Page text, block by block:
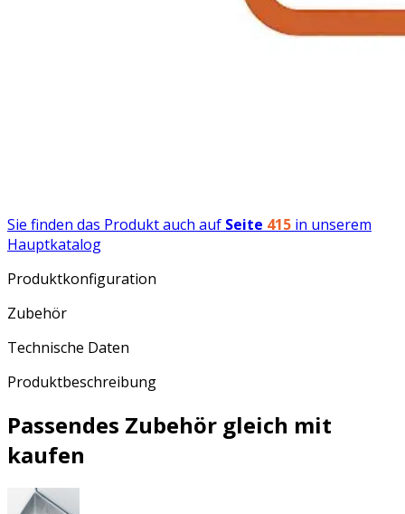
Sie finden das Produkt auch auf Seite 415 in unserem
Hauptkatalog
Produktkonfiguration
Zubehör
Technische Daten
Produktbeschreibung
Passendes Zubehör gleich mit
kaufen